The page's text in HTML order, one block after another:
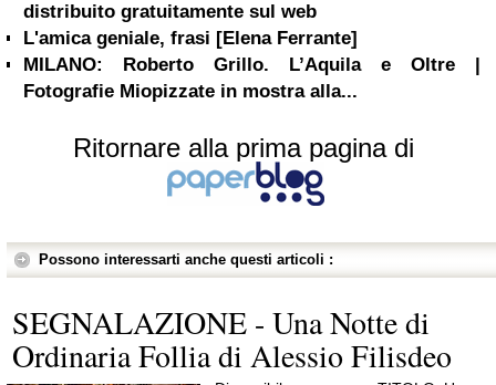
distribuito gratuitamente sul web
L'amica geniale, frasi [Elena Ferrante]
MILANO: Roberto Grillo. L’Aquila e Oltre |
Fotografie Miopizzate in mostra alla...
Ritornare alla prima pagina di
Possono interessarti anche questi articoli :
SEGNALAZIONE - Una Notte di
Ordinaria Follia di Alessio Filisdeo